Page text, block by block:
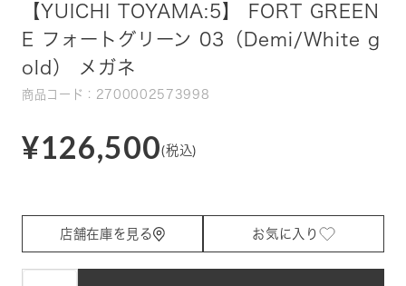
【YUICHI TOYAMA:5】 FORT GREEN
E フォートグリーン 03（Demi/White g
old） メガネ
商品コード：2700002573998
¥126,500(税込)
店舗在庫を見る お気に入り